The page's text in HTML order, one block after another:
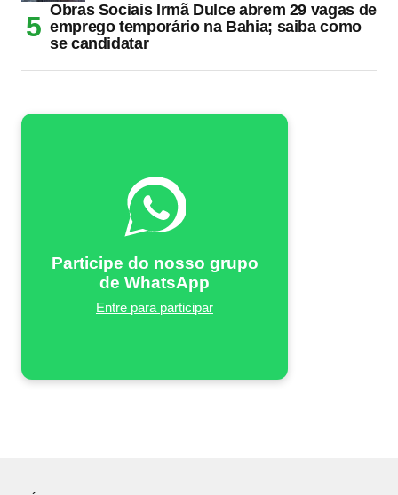
Obras Sociais Irmã Dulce abrem 29 vagas de
emprego temporário na Bahia; saiba como
se candidatar
Participe do nosso grupo
de WhatsApp
Entre para participar